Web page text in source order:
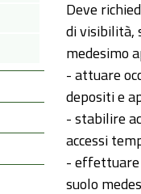
Deve
di visibilità,
medesimo
- attuare
depositi e
- stabilire
accessi
- effettuare
suolo